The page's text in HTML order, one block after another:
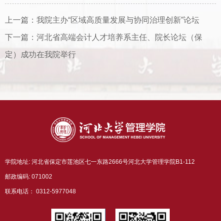
上一篇： 我院主办“区域高质量发展与协同治理创新”论坛
下一篇： 河北省高端会计人才培养系主任、院长论坛（保
定）成功在我院举行
学院地址: 河北省保定市莲池区七一东路2666号河北大学管理学院B1-112
邮政编码: 071002
联系电话： 0312-5977048